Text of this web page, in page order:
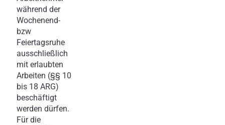
während der
Wochenend-
bzw
Feiertagsruhe
ausschließlich
mit erlaubten
Arbeiten (§§ 10
bis 18 ARG)
beschäftigt
werden dürfen.
Für die